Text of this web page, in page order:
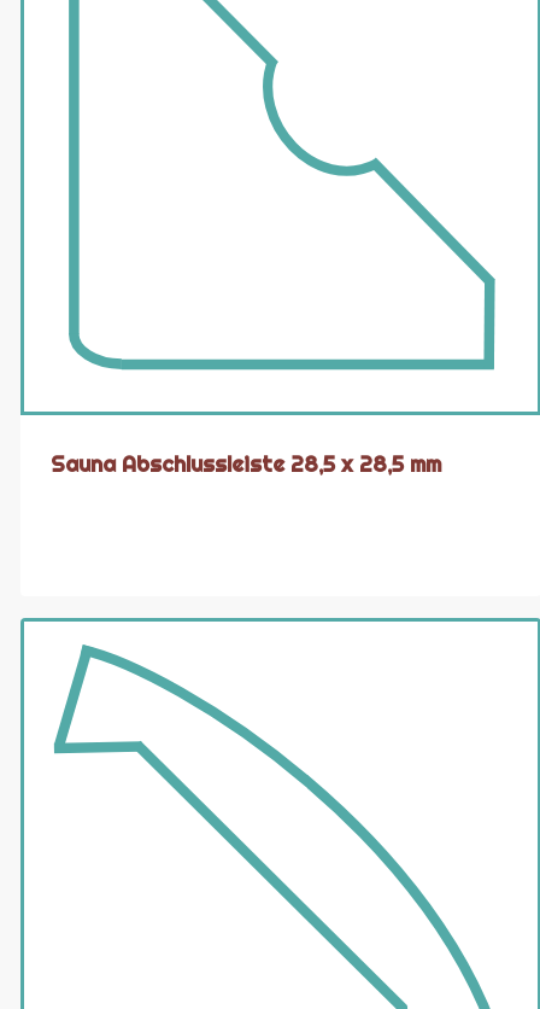
Sauna Abschlussleiste 28,5 x 28,5 mm